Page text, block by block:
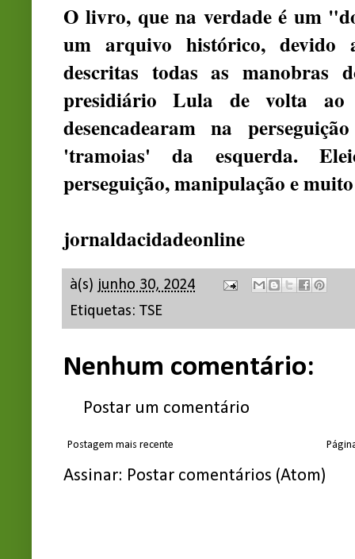
O livro, que na verdade é um
um arquivo histórico, devido
descritas todas as
presidiário Lula de volta ao
desencadearam na
'tramoias' da esquerda.
perseguição, manipulação e
jornaldacidadeonline
à(s) junho 30, 2024
Etiquetas: TSE
Nenhum comentário:
Postar um comentário
Postagem mais recente
Assinar: Postar comentários (Atom)